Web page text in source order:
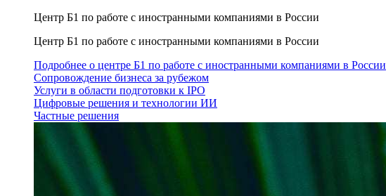
Центр Б1 по работе с иностранными компаниями в России
Центр Б1 по работе с иностранными компаниями в России
Подробнее о центре Б1 по работе с иностранными компаниями в России
Сопровождение бизнеса за рубежом
Услуги в области подготовки к IPO
Цифровые решения и технологии ИИ
Частные решения